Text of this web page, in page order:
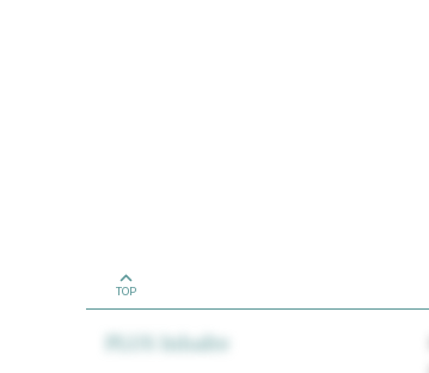
TOP
PLUS Inhalte